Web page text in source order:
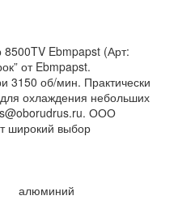
8500TV Ebmpapst (Арт:
от Ebmpapst.
3150 об/мин. Практически
охлаждения небольших
ООО
широкий выбор
алюминий